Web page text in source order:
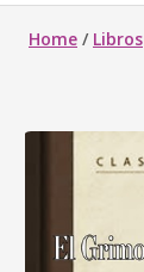
Home / Libros